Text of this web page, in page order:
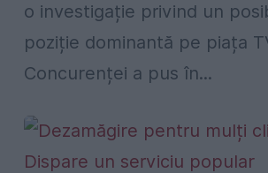
o investigație privind un
poziție dominantă pe piața
Concurenței a pus în...